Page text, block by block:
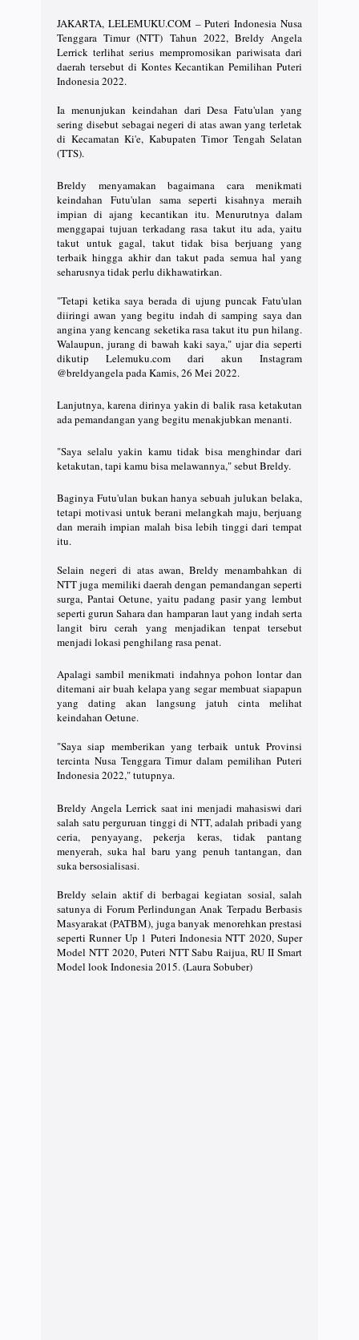
JAKARTA, LELEMUKU.COM – Puteri Indonesia Nusa
Tenggara Timur (NTT) Tahun 2022, Breldy Angela
Lerrick terlihat serius mempromosikan pariwisata dari
daerah tersebut di Kontes Kecantikan Pemilihan Puteri
Indonesia 2022.
Ia menunjukan keindahan dari Desa Fatu'ulan yang
sering disebut sebagai negeri di atas awan yang terletak
di Kecamatan Ki'e, Kabupaten Timor Tengah Selatan
(TTS).
Breldy menyamakan bagaimana cara menikmati
keindahan Futu'ulan sama seperti kisahnya meraih
impian di ajang kecantikan itu. Menurutnya dalam
menggapai tujuan terkadang rasa takut itu ada, yaitu
takut untuk gagal, takut tidak bisa berjuang yang
terbaik hingga akhir dan takut pada semua hal yang
seharusnya tidak perlu dikhawatirkan.
"Tetapi ketika saya berada di ujung puncak Fatu'ulan
diiringi awan yang begitu indah di samping saya dan
angina yang kencang seketika rasa takut itu pun hilang.
Walaupun, jurang di bawah kaki saya," ujar dia seperti
dikutip Lelemuku.com dari akun Instagram
@breldyangela pada Kamis, 26 Mei 2022.
Lanjutnya, karena dirinya yakin di balik rasa ketakutan
ada pemandangan yang begitu menakjubkan menanti.
"Saya selalu yakin kamu tidak bisa menghindar dari
ketakutan, tapi kamu bisa melawannya," sebut Breldy.
Baginya Futu'ulan bukan hanya sebuah julukan belaka,
tetapi motivasi untuk berani melangkah maju, berjuang
dan meraih impian malah bisa lebih tinggi dari tempat
itu.
Selain negeri di atas awan, Breldy menambahkan di
NTT juga memiliki daerah dengan pemandangan seperti
surga, Pantai Oetune, yaitu padang pasir yang lembut
seperti gurun Sahara dan hamparan laut yang indah serta
langit biru cerah yang menjadikan tenpat tersebut
menjadi lokasi penghilang rasa penat.
Apalagi sambil menikmati indahnya pohon lontar dan
ditemani air buah kelapa yang segar membuat siapapun
yang dating akan langsung jatuh cinta melihat
keindahan Oetune.
"Saya siap memberikan yang terbaik untuk Provinsi
tercinta Nusa Tenggara Timur dalam pemilihan Puteri
Indonesia 2022," tutupnya.
Breldy Angela Lerrick saat ini menjadi mahasiswi dari
salah satu perguruan tinggi di NTT, adalah pribadi yang
ceria, penyayang, pekerja keras, tidak pantang
menyerah, suka hal baru yang penuh tantangan, dan
suka bersosialisasi.
Breldy selain aktif di berbagai kegiatan sosial, salah
satunya di Forum Perlindungan Anak Terpadu Berbasis
Masyarakat (PATBM), juga banyak menorehkan prestasi
seperti Runner Up 1 Puteri Indonesia NTT 2020, Super
Model NTT 2020, Puteri NTT Sabu Raijua, RU II Smart
Model look Indonesia 2015. (Laura Sobuber)